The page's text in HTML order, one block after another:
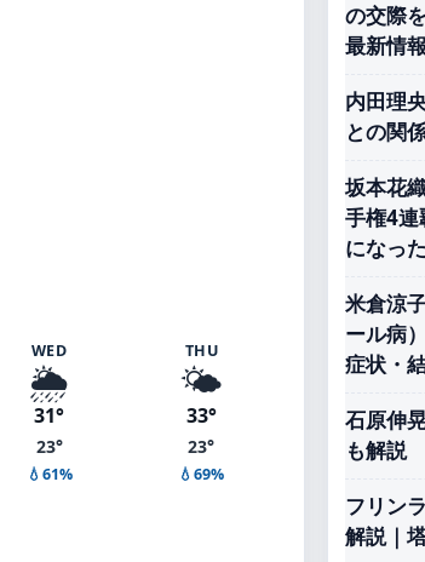
WED
🌦️
31°
23°
💧61%
THU
🌤️
33°
23°
💧69%
の交際
最新情
内田理
との関
坂本花
手権4
になっ
米倉涼
ール病
症状・
石原伸
も解説
フリン
解説｜